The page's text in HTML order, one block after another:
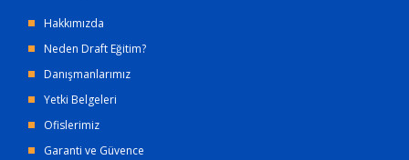
Hakkımızda
Neden Draft Eğitim?
Danışmanlarımız
Yetki Belgeleri
Ofislerimiz
Garanti ve Güvence